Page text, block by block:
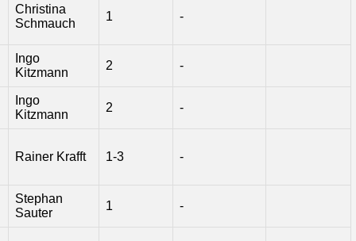
Christina
Schmauch
1 -
Ingo
Kitzmann
2 -
Ingo
Kitzmann
2 -
Rainer Krafft 1-3 -
Stephan
Sauter
1 -